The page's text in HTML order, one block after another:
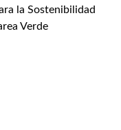
la Sostenibilidad
Verde